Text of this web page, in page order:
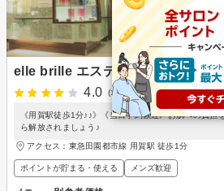
elle brille エステティック 用賀
4.0
(1件)
《用賀駅徒歩1分♪♪》《当日予約歓迎》お肌への負担
ら解放されましょう♪
アクセス：東急田園都市線 用賀駅 徒歩1分
ポイントが貯まる・使える メンズ歓迎